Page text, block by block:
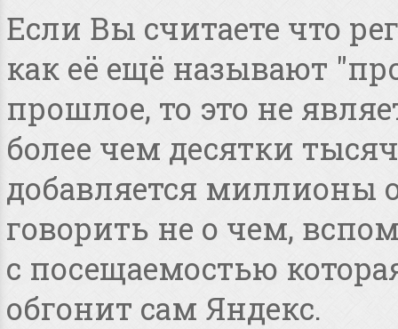
Если Вы считаете что
как её ещё называют
прошлое, то это не
более чем десятки
добавляется миллионы
говорить не о чем,
с посещаемостью
обгонит сам Яндекс.